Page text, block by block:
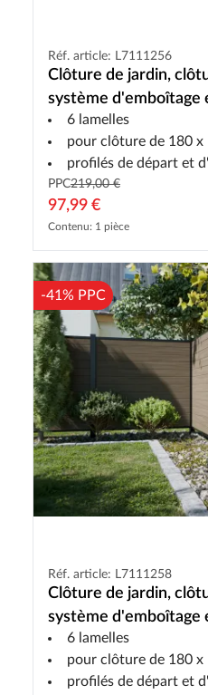
Réf. article: L7111256
Clôture de jardin,
système d'emboîtage
6 lamelles
pour clôture de 180 x
profilés de départ et
PPC219,00 €
97,99 €
Contenu: 1 pièce
-41% PPC
Réf. article: L7111258
Clôture de jardin,
système d'emboîtage
structure bois noyer
6 lamelles
pour clôture de 180 x
profilés de départ et